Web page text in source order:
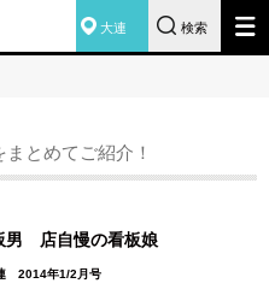
大連 検索
とめてご紹介！
男 店自慢の看板娘
2014年1/2月号